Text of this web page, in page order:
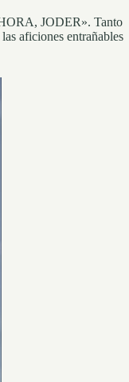
JODER». Tanto
aficiones entrañables